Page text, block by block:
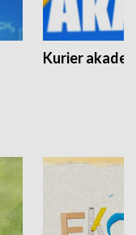
Kurier